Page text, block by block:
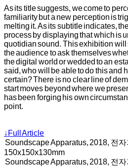
As its title suggests, we come to
familiarity but a new perception is
melting it. As its subtitle indicates,
process by displaying that which is
quotidian sound. This exhibition will
the audience to ask themselves
the digital world or wedded to an
said, who will be able to do this and
certain? There is no clear line of
start moves beyond where we
has been forging his own
point.
↓Full Article
Soundscape Apparatus, 2018, 전
150x150x130mm
Soundscape Apparatus, 2018, 전